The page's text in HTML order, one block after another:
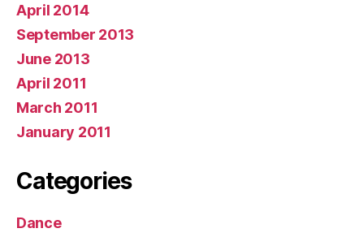
April 2014
September 2013
June 2013
April 2011
March 2011
January 2011
Categories
Dance